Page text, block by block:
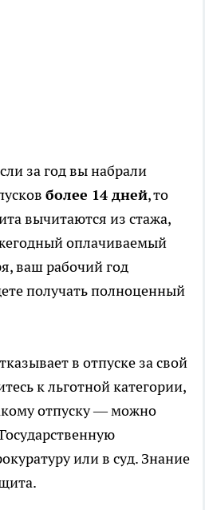
за год вы набрали
более 14 дней, то
вычитаются из стажа,
оплачиваемый
ваш рабочий год
получать полноценный
в отпуске за свой
к льготной категории,
отпуску — можно
или в суд. Знание